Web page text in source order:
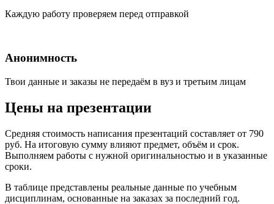
Каждую работу проверяем перед отправкой
Анонимность
Твои данные и заказы не передаём в вуз и третьим лицам
Цены на презентации
Средняя стоимость написания презентаций составляет от 790
руб. На итоговую сумму влияют предмет, объём и срок.
Выполняем работы с нужной оригинальностью и в указанные
сроки.
В таблице представлены реальные данные по учебным
дисциплинам, основанные на заказах за последний год.